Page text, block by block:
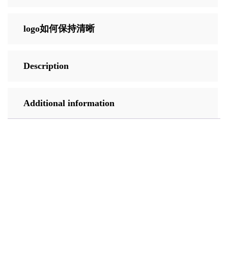
logo如何保持清晰
Description
Additional information